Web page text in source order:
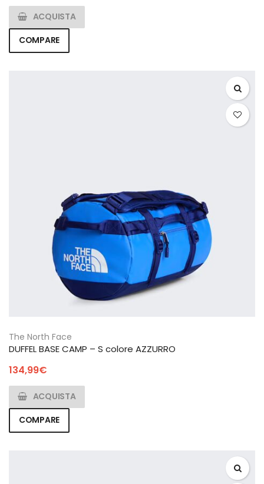
ACQUISTA
COMPARE
The North Face
DUFFEL BASE CAMP – S colore AZZURRO
134,99€
ACQUISTA
COMPARE